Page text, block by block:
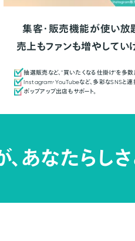
集客・販売機能が使い放
売上もファンも増やしてい
抽選販売など、"買いたくなる仕掛け"を多数
Instagram・YouTubeなど、多彩なSNSと連
ポップアップ出店もサポート。
あなたらし